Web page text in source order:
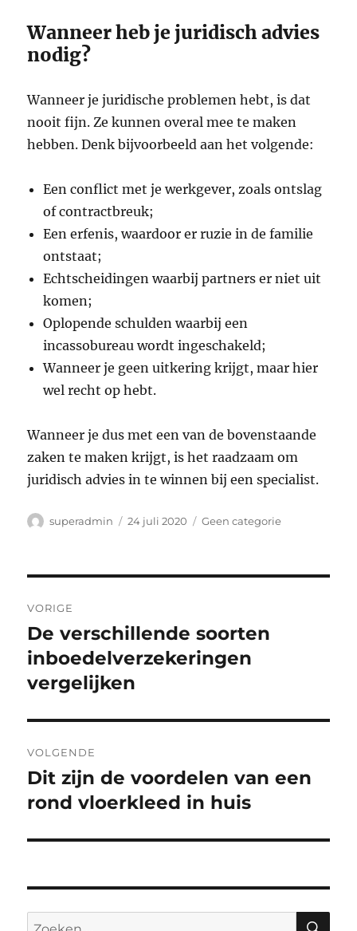
Wanneer heb je juridisch advies
nodig?
Wanneer je juridische problemen hebt, is dat
nooit fijn. Ze kunnen overal mee te maken
hebben. Denk bijvoorbeeld aan het volgende:
Een conflict met je werkgever, zoals ontslag
of contractbreuk;
Een erfenis, waardoor er ruzie in de familie
ontstaat;
Echtscheidingen waarbij partners er niet uit
komen;
Oplopende schulden waarbij een
incassobureau wordt ingeschakeld;
Wanneer je geen uitkering krijgt, maar hier
wel recht op hebt.
Wanneer je dus met een van de bovenstaande
zaken te maken krijgt, is het raadzaam om
juridisch advies in te winnen bij een specialist.
Auteur
superadmin
Geplaatst
24 juli 2020 Categorieën
Geen categorie
navigatie
VORIGE
Vorig
bericht:
De verschillende soorten
inboedelverzekeringen
vergelijken
VOLGENDE
Volgend
bericht:
Dit zijn de voordelen van een
rond vloerkleed in huis
Zoeken